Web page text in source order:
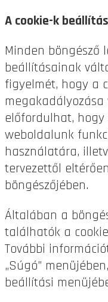
A cookie-k
Minden böngésző
beállításainak
figyelmét, hogy a
előfordulhat, hogy
weboldalunk
használatára,
tervezettől
böngészőjében.
Általában a
találhatók a
További
„Súgó”
beállítási